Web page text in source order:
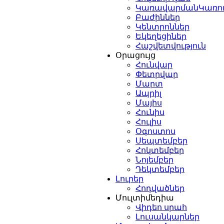
Բաժիններ
Կենտրոններ
Եկեղեցիներ
Հաշվետվություն
Օրացույց
Հունվար
Փետրվար
Մարտ
Ապրիլ
Մայիս
Հունիս
Հուլիս
Օգոստոս
Սեպտեմբեր
Հոկտեմբեր
Նոյեմբեր
Դեկտեմբեր
Լուրեր
Հոդվածներ
Մուլտիմեդիա
Վիդեո սրահ
Լուսանկարներ